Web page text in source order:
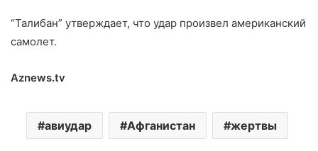
“Талибан” утверждает, что удар произвел американский
самолет.
Aznews.tv
авиудар Афганистан жертвы